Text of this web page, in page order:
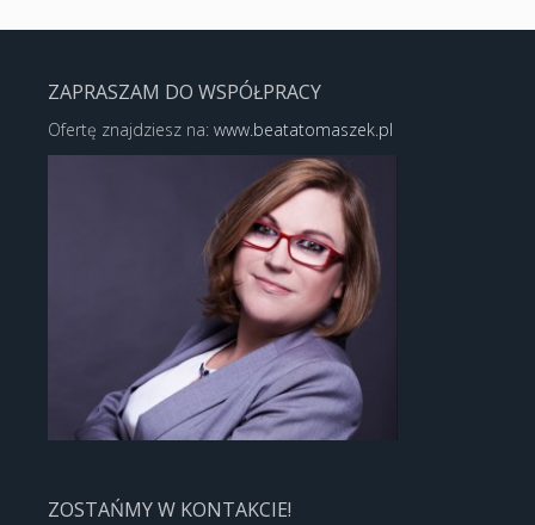
ZAPRASZAM DO WSPÓŁPRACY
Ofertę znajdziesz na: www.beatatomaszek.pl
ZOSTAŃMY W KONTAKCIE!